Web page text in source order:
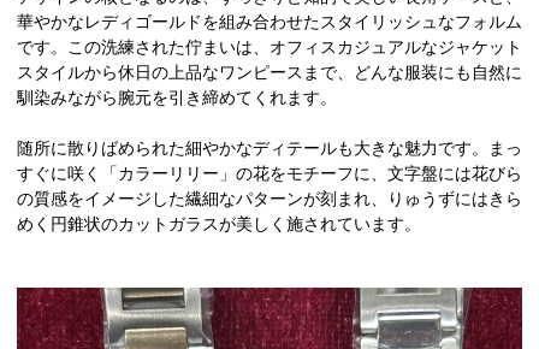
華やかなレディゴールドを組み合わせたスタイリッシュなフォルム
です。この洗練された佇まいは、オフィスカジュアルなジャケット
スタイルから休日の上品なワンピースまで、どんな服装にも自然に
馴染みながら腕元を引き締めてくれます。
随所に散りばめられた細やかなディテールも大きな魅力です。まっ
すぐに咲く「カラーリリー」の花をモチーフに、文字盤には花びら
の質感をイメージした繊細なパターンが刻まれ、りゅうずにはきら
めく円錐状のカットガラスが美しく施されています。